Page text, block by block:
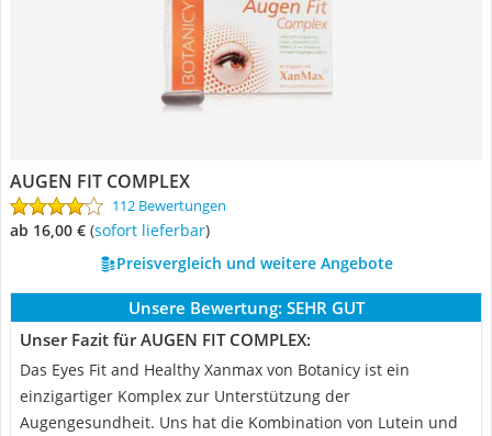
AUGEN FIT COMPLEX
112 Bewertungen
ab 16,00 € ( Sofort lieferbar)
Preisvergleich und weitere Angebote
Unsere Bewertung: SEHR GUT
Unser Fazit für AUGEN FIT COMPLEX:
Das Eyes Fit and Healthy Xanmax von Botanicy ist ein
einzigartiger Komplex zur Unterstützung der
Augengesundheit. Uns hat die Kombination von Lutein und